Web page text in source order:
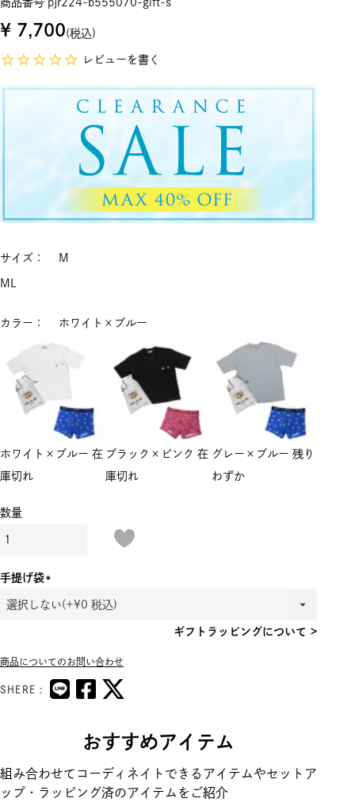
商品番号 pjr224-b555070-gift-s
¥ 7,700 税込
レビューを書く
サイズ M
M
カラー ホワイト×ブルー
ホワイト×ブルー 在
庫切れ
ブラック×ピンク 在
庫切れ
グレー×ブルー 残り
わずか
手提げ袋
(必
ギフトラッピングについて >
商品についてのお問い合わせ
SHERE :
おすすめアイテム
組み合わせてコーディネイトできるアイテムやセットア
ップ・ラッピング済のアイテムをご紹介